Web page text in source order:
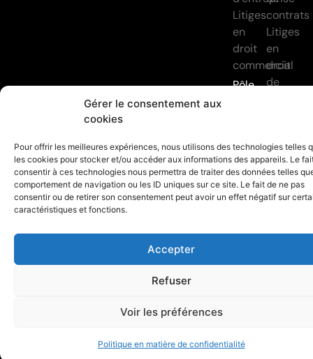
Gérer le consentement aux
cookies
Pour offrir les meilleures expériences, nous utilisons des technologies telles
les cookies pour stocker et/ou accéder aux informations des appareils. Le
consentir à ces technologies nous permettra de traiter des données telles
comportement de navigation ou les ID uniques sur ce site. Le fait de ne pas
consentir ou de retirer son consentement peut avoir un effet négatif sur
caractéristiques et fonctions.
Accepter
Refuser
Voir les préférences
Politique en matière de confidentialité
Litiges
en
droit
commercial
Pôle
contrats
Droit
des
contrats
du
Droit
droit
contrats
Litiges
en
droit
de
du
territoire
des